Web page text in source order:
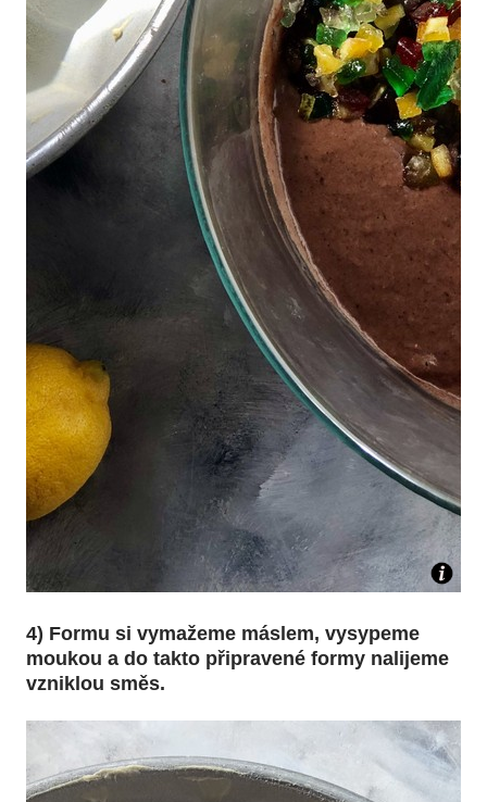
4) Formu si vymažeme máslem, vysypeme
moukou a do takto připravené formy nalijeme
vzniklou směs.